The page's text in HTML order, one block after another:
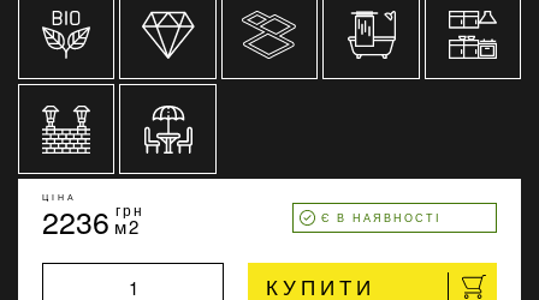
ЦІНА
2236 грн
м2 Є В НАЯВНОСТІ
КУПИТИ